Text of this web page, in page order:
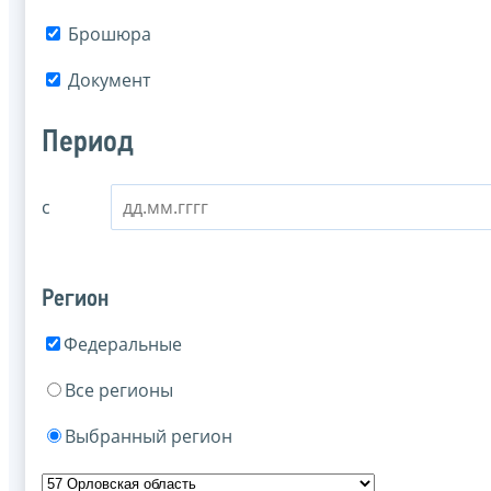
Брошюра
Документ
Период
с
Регион
Федеральные
Все регионы
Выбранный регион